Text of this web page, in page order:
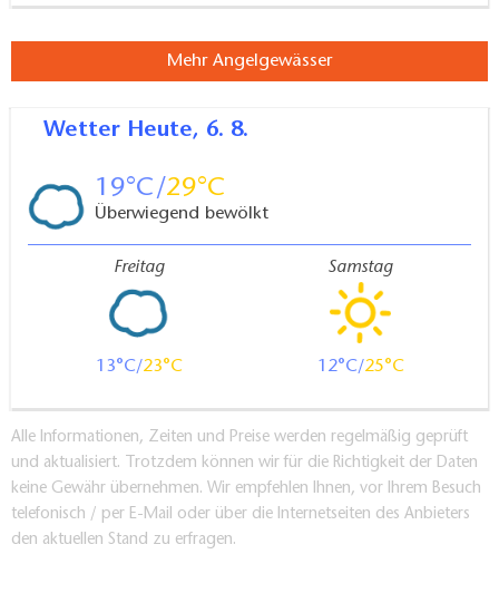
Mehr Angelgewässer
Wetter Heute, 6. 8.
19 29
Überwiegend bewölkt
Freitag
13 23
Samstag
12 25
Alle Informationen, Zeiten und Preise werden regelmäßig geprüft
und aktualisiert. Trotzdem können wir für die Richtigkeit der Daten
keine Gewähr übernehmen. Wir empfehlen Ihnen, vor Ihrem Besuch
telefonisch / per E-Mail oder über die Internetseiten des Anbieters
den aktuellen Stand zu erfragen.